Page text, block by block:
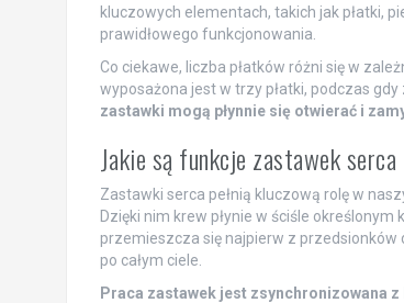
kluczowych elementach, takich jak płatki,
prawidłowego funkcjonowania.
Co ciekawe, liczba płatków różni się w
wyposażona jest w trzy płatki, podczas
zastawki mogą płynnie się otwierać i
Jakie są funkcje zastawek
Zastawki serca pełnią kluczową rolę w
Dzięki nim krew płynie w ściśle
przemieszcza się najpierw z przedsionków
po całym ciele.
Praca zastawek jest zsynchronizowana